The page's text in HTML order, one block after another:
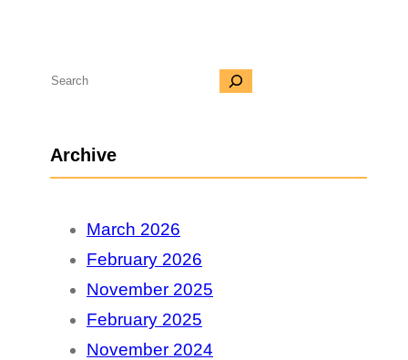
S
Archive
March 2026
February 2026
November 2025
February 2025
November 2024